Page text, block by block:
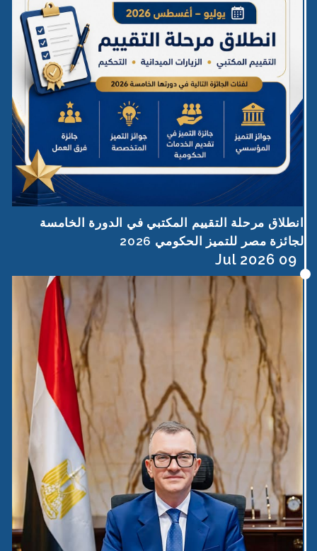
انطلاق مرحلة التقييم المكتبي في الدورة الخامسة
لجائزة مصر للتميز الحكومي 2026
09 Jul 2026